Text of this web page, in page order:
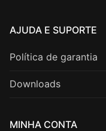
AJUDA E SUPORTE
Política de garantia
Downloads
MINHA CONTA